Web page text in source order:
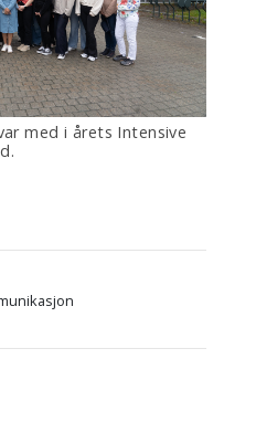
med i årets Intensive